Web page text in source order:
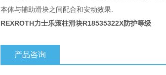
本体与辅助滑块之间配合和安动效果.
REXROTH力士乐滚柱滑块R18535322X防护等级
产品咨询